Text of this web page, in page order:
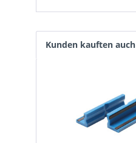
Kunden kauften auch